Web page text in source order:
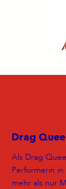
Drag
Als Drag
Performerin
mehr als nur